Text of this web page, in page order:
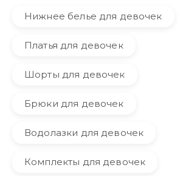
Нижнее белье для девочек
Платья для девочек
Шорты для девочек
Брюки для девочек
Водолазки для девочек
Комплекты для девочек